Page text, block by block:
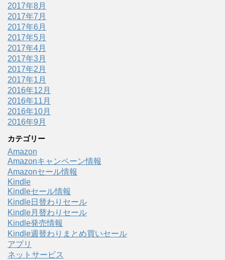
2017年8月
2017年7月
2017年6月
2017年5月
2017年4月
2017年3月
2017年2月
2017年1月
2016年12月
2016年11月
2016年10月
2016年9月
カテゴリー
Amazon
Amazonキャンペーン情報
Amazonセール情報
Kindle
Kindleセール情報
Kindle日替わりセール
Kindle月替わりセール
Kindle発売情報
Kindle週替わりまとめ買いセール
アプリ
ネットサービス